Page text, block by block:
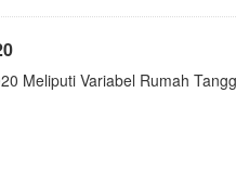
Meliputi Variabel Rumah